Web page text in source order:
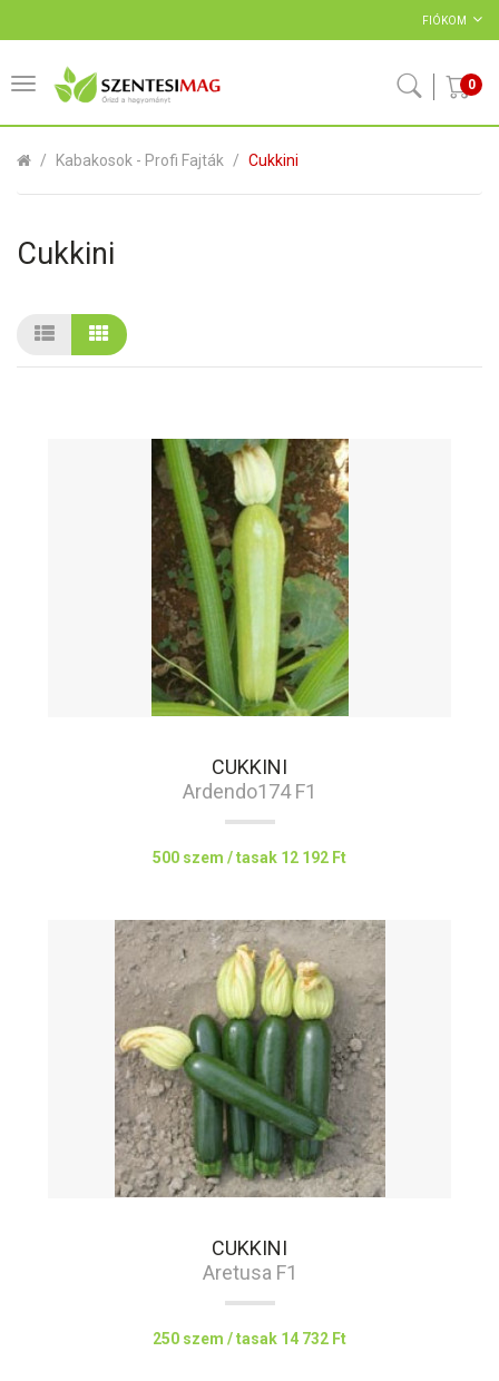
FIÓKOM
0
Kabakosok - Profi Fajták Cukkini
Cukkini
CUKKINI
Ardendo174 F1
500 szem / tasak 12 192 Ft
CUKKINI
Aretusa F1
250 szem / tasak 14 732 Ft